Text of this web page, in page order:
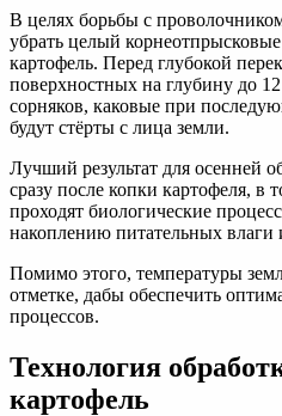
В целях борьбы с
убрать целый
картофель. Перед глубокой
поверхностных на глубину до
сорняков, каковые при
будут стёрты с лица земли.
Лучший результат для осенней
сразу после копки картофеля, в
проходят биологические
накоплению питательных влаги
Помимо этого, температуры
отметке, дабы обеспечить
процессов.
Технология
картофель